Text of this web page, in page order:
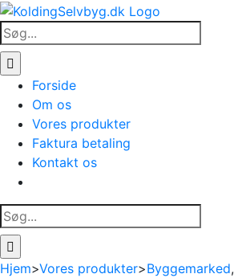
Skip
to
content
Søg
efter:
Forside
Om os
Vores produkter
Faktura betaling
Kontakt os
Søg
efter:
Hjem>Vores produkter>Byggemarked,